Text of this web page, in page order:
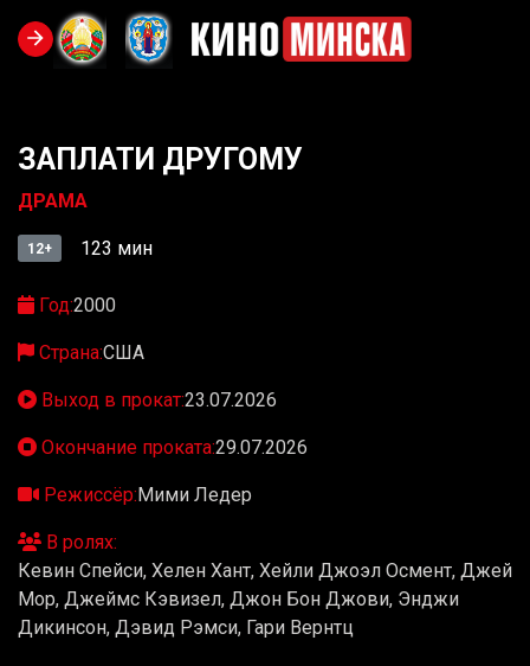
ЗАПЛАТИ ДРУГОМУ
ДРАМА
12+ 123 мин
Год:2000
Страна:США
Выход в прокат:23.07.2026
Окончание проката:29.07.2026
Режиссёр:Мими Ледер
В ролях:
Кевин Спейси, Хелен Хант, Хейли Джоэл Осмент, Джей
Мор, Джеймс Кэвизел, Джон Бон Джови, Энджи
Дикинсон, Дэвид Рэмси, Гари Вернтц